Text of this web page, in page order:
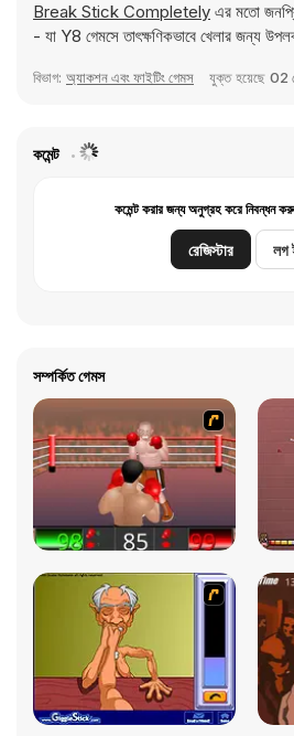
Break Stick Completely এর মতো
- যা Y8 গেমসে তাৎক্ষণিকভাবে খেলার জন্য
বিভাগ: অ্যাকশন এবং ফাইটিং গেমস যুক্ত হয়েছে 02
কমেন্ট
কমেন্ট করার জন্য অনুগ্রহ করে নিবন্ধন
রেজিস্টার লগ
সম্পর্কিত গেমস